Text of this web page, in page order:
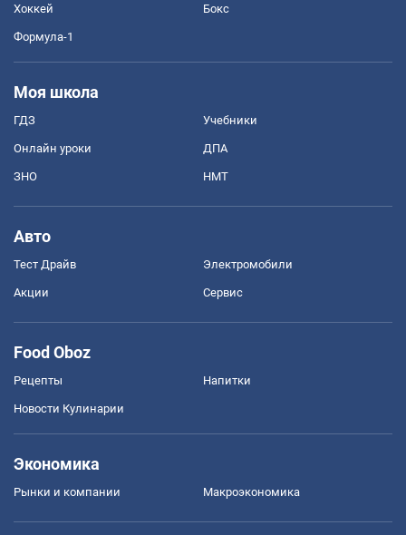
Хоккей Бокс
Формула-1
Моя школа
ГДЗ Учебники
Онлайн уроки ДПА
ЗНО НМТ
Авто
Тест Драйв Электромобили
Акции Сервис
Food Oboz
Рецепты Напитки
Новости Кулинарии
Экономика
Рынки и компании Mакроэкономика